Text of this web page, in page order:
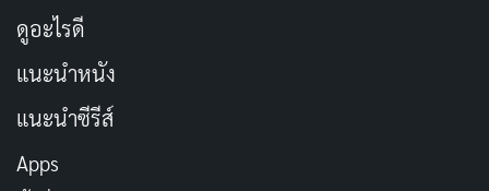
คือเกมที่ซับซ้อนกว่าที่คิด
ดูอะไรดี
แนะนำหนัง
แนะนำซีรีส์
Apps